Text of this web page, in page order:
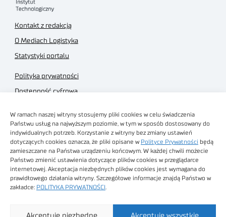
W ramach naszej witryny stosujemy pliki cookies w celu świadczenia
Państwu usług na najwyższym poziomie, w tym w sposób dostosowany do
indywidualnych potrzeb. Korzystanie z witryny bez zmiany ustawień
dotyczących cookies oznacza, że pliki opisane w Polityce Prywatności będą
zamieszczane na Państwa urządzeniu końcowym. W każdej chwili możecie
Państwo zmienić ustawienia dotyczące plików cookies w przeglądarce
internetowej. Akceptacja niezbędnych plików cookies jest wymagana do
prawidłowego działania witryny. Szczegółowe informacje znajdą Państwo w
zakładce: POLITYKA PRYWATNOŚCI
Akceptuję wszystkie
Akceptuję niezbędne
Kontakt z redakcją
O Mediach Logistyka
Statystyki portalu
Polityka prywatności
Dostępność cyfrowa
Regulamin sklepu
Obrazy stockowe
autorstwa